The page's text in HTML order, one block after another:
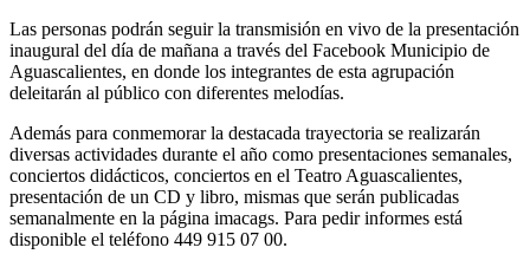
Las personas podrán seguir la transmisión en vivo de la presentación
inaugural del día de mañana a través del Facebook Municipio de
Aguascalientes, en donde los integrantes de esta agrupación
deleitarán al público con diferentes melodías.
Además para conmemorar la destacada trayectoria se realizarán
diversas actividades durante el año como presentaciones semanales,
conciertos didácticos, conciertos en el Teatro Aguascalientes,
presentación de un CD y libro, mismas que serán publicadas
semanalmente en la página imacags. Para pedir informes está
disponible el teléfono 449 915 07 00.